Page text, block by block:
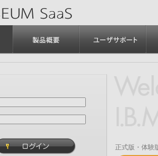
正式版・体験